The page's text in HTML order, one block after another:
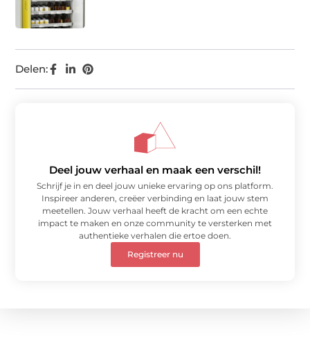
Delen:
Deel jouw verhaal en maak een verschil!
Schrijf je in en deel jouw unieke ervaring op ons platform.
Inspireer anderen, creëer verbinding en laat jouw stem
meetellen. Jouw verhaal heeft de kracht om een echte
impact te maken en onze community te versterken met
authentieke verhalen die ertoe doen.
Registreer nu